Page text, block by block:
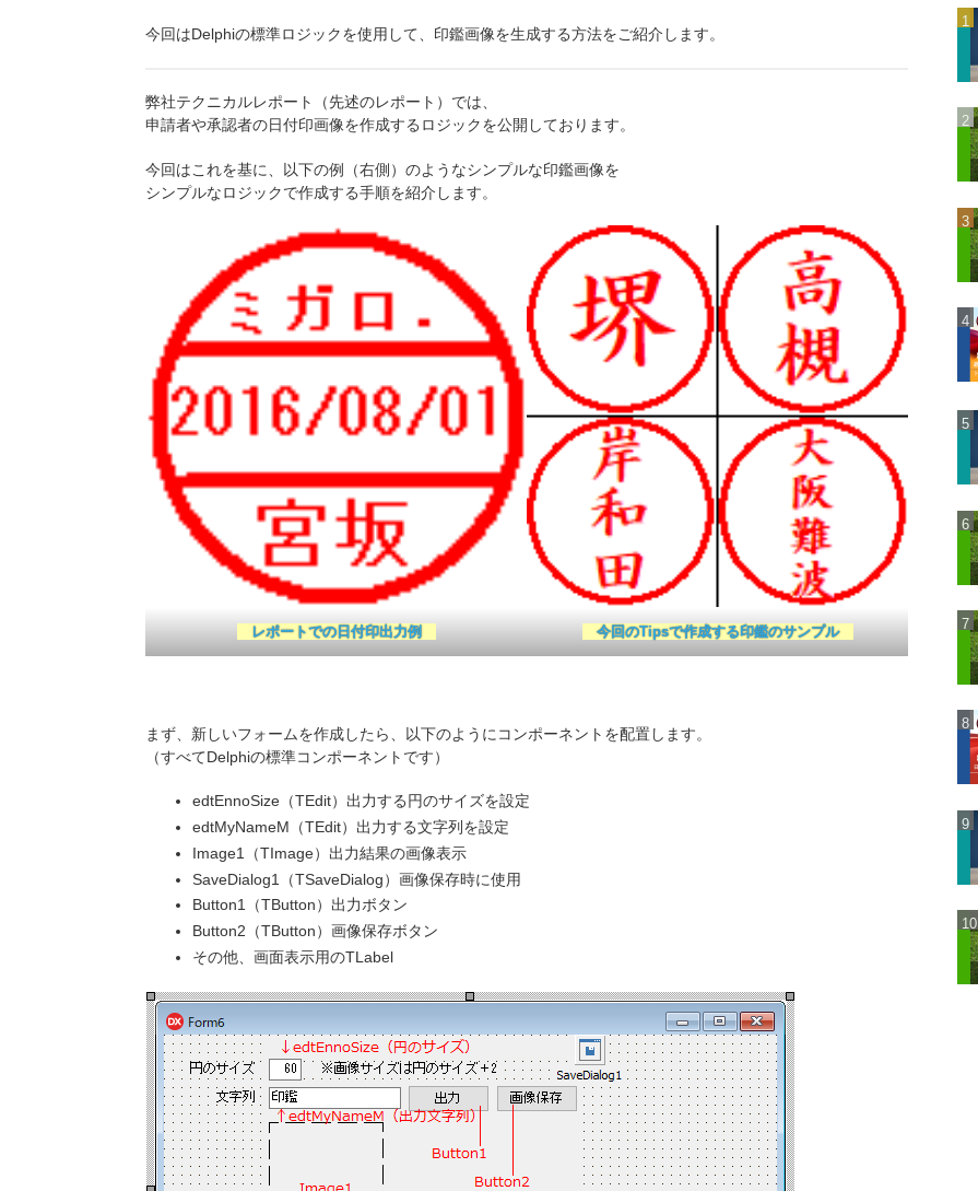
今回はDelphiの標準ロジックを使用して、印鑑画像を生成する方法をご紹介します。
弊社テクニカルレポート（先述のレポート）では、
申請者や承認者の日付印画像を作成するロジックを公開しております。
今回はこれを基に、以下の例（右側）のようなシンプルな印鑑画像を
シンプルなロジックで作成する手順を紹介します。
レポートでの日付印出力例 今回のTipsで作成する印鑑のサンプル
まず、新しいフォームを作成したら、以下のようにコンポーネントを配置します。
（すべてDelphiの標準コンポーネントです）
edtEnnoSize（TEdit）出力する円のサイズを設定
edtMyNameM（TEdit）出力する文字列を設定
Image1（TImage）出力結果の画像表示
SaveDialog1（TSaveDialog）画像保存時に使用
Button1（TButton）出力ボタン
Button2（TButton）画像保存ボタン
その他、画面表示用のTLabel